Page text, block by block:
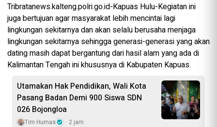
Tribratanews.kalteng.polri.go.id-Kapuas Hulu-Kegiatan ini
juga bertujuan agar masyarakat lebih mencintai lagi
lingkungan sekitarnya dan akan selalu berusaha menjaga
lingkungan sekitarnya sehingga generasi-generasi yang akan
dating masih dapat bergantung dari hasil alam yang ada di
Kalimantan Tengah ini khususnya di Kabupaten Kapuas.
Utamakan Hak Pendidikan, Wali Kota
Pasang Badan Demi 900 Siswa SDN
026 Bojongloa
Tim Humas 2 jam